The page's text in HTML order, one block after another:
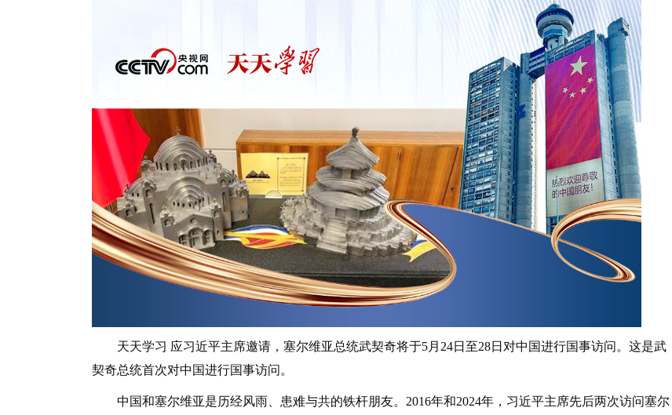
天天学习 应习近平主席邀请，塞尔维亚总统武契奇将于5月24日至28日对中国进行国事访问。这是武
契奇总统首次对中国进行国事访问。
中国和塞尔维亚是历经风雨、患难与共的铁杆朋友。2016年和2024年，习近平主席先后两次访问塞尔